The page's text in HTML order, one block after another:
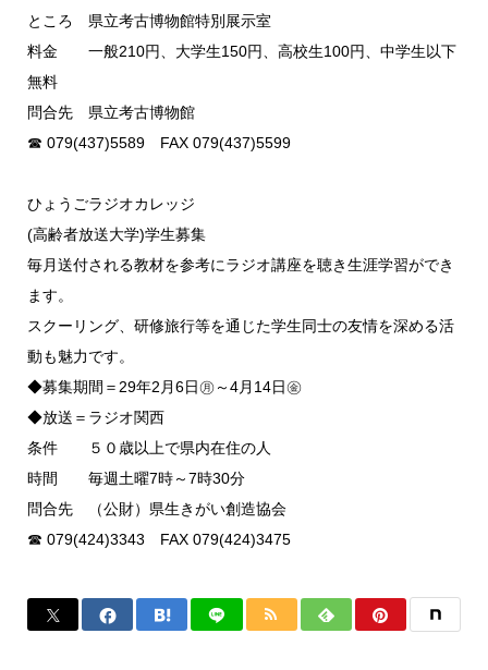
ところ 県立考古博物館特別展示室
料金 一般210円、大学生150円、高校生100円、中学生以下
無料
問合先 県立考古博物館
☎ 079(437)5589 FAX 079(437)5599
ひょうごラジオカレッジ
(高齢者放送大学)学生募集
毎月送付される教材を参考にラジオ講座を聴き生涯学習ができ
ます。
スクーリング、研修旅行等を通じた学生同士の友情を深める活
動も魅力です。
◆募集期間＝29年2月6日㊊～4月14日㊎
◆放送＝ラジオ関西
条件 ５０歳以上で県内在住の人
時間 毎週土曜7時～7時30分
問合先 （公財）県生きがい創造協会
☎ 079(424)3343 FAX 079(424)3475